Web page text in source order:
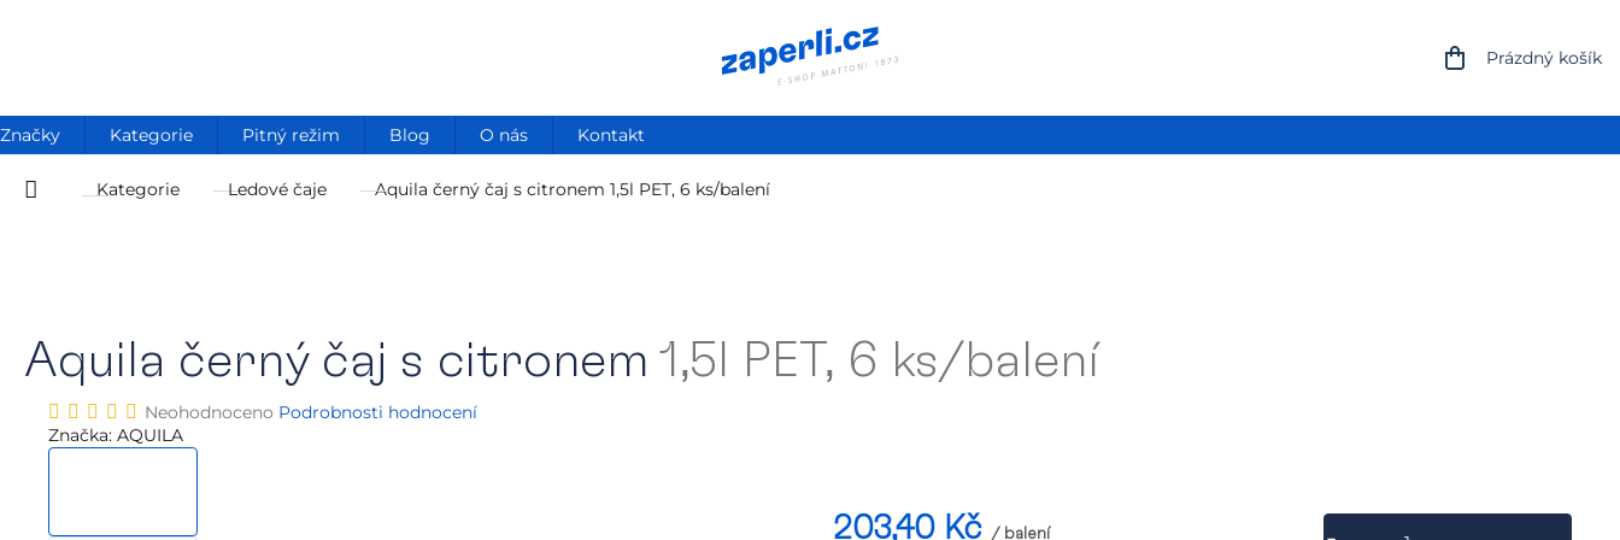
NÁKUPNÍ
Prázdný košík
Značky Kategorie Pitný režim Blog O nás Kontakt
DomůKategorie Ledové čaje Aquila černý čaj s citronem 1,5l PET, 6 ks/balení
Aquila černý čaj s citronem 1,5l PET, 6 ks/balení
Průměrné
hodnocení
produktu
Neohodnoceno Podrobnosti hodnocení
Značka: AQUILA
203,40 Kč / balení